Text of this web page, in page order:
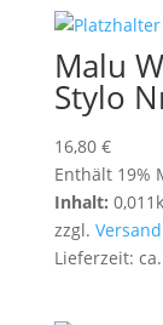
Malu
Stylo
16,80 €
Enthält 19%
Inhalt:
zzgl. Versand
Lieferzeit: